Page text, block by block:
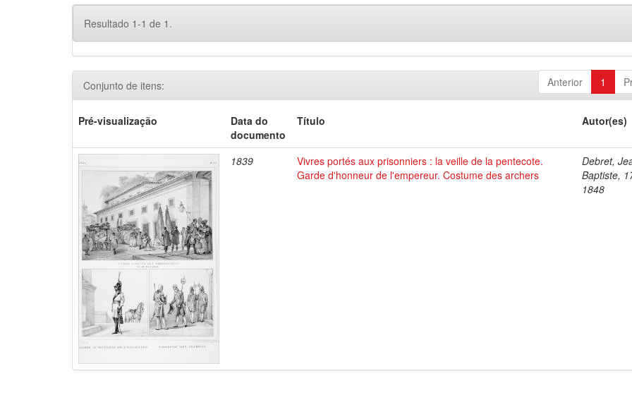
Resultado 1-1 de 1.
Anterior 1
Conjunto de itens:
Pré-visualização
Data do
documento
Título Autor(es)
1839
Vivres portés aux prisonniers : la veille de la pentecote.
Garde d'honneur de l'empereur. Costume des archers
Debret,
Baptiste,
1848